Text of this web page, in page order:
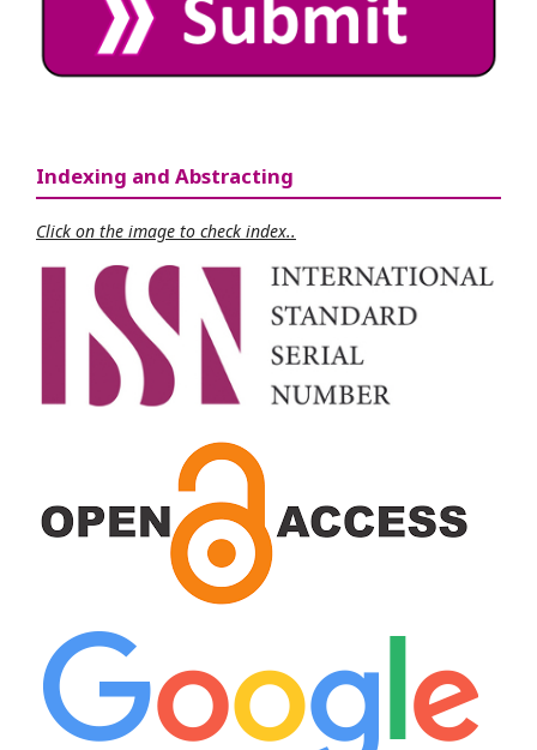
Indexing and Abstracting
Click on the image to check index..